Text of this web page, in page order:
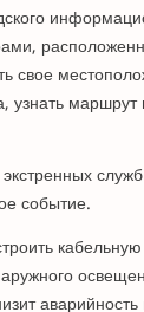
свое
узнать
событие.